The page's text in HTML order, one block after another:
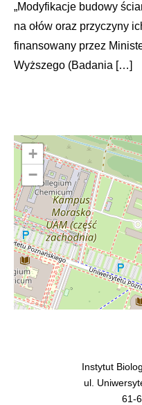
„Modyfikacje budowy
na ołów oraz przyczyny
finansowany przez
Wyższego (Badania […]
+
−
Instytut
ul.
61-